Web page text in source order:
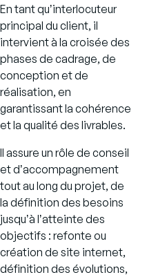
En tant quʼinterlocuteur
principal du client, il
intervient à la croisée des
phases de cadrage, de
conception et de
réalisation, en
garantissant la cohérence
et la qualité des livrables.
Il assure un rôle de conseil
et dʼaccompagnement
tout au long du projet, de
la définition des besoins
jusquʼà lʼatteinte des
objectifs : refonte ou
création de site internet,
définition des évolutions,